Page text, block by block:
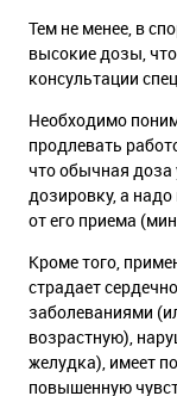
Тем не менее, в
высокие дозы,
консультации
Необходимо
продлевать
что обычная доза
дозировку, а
от его приема
Кроме того,
страдает
заболеваниями
возрастную),
желудка), имеет
повышенную